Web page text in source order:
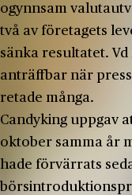
ogynnsam
två av företagets
sänka resultatet.
anträffbar när
retade många.
Candyking uppgav
oktober samma år
hade förvärrats